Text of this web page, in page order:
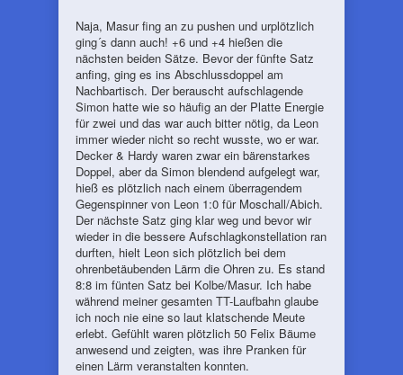
Naja, Masur fing an zu pushen und urplötzlich
ging´s dann auch! +6 und +4 hießen die
nächsten beiden Sätze. Bevor der fünfte Satz
anfing, ging es ins Abschlussdoppel am
Nachbartisch. Der berauscht aufschlagende
Simon hatte wie so häufig an der Platte Energie
für zwei und das war auch bitter nötig, da Leon
immer wieder nicht so recht wusste, wo er war.
Decker & Hardy waren zwar ein bärenstarkes
Doppel, aber da Simon blendend aufgelegt war,
hieß es plötzlich nach einem überragendem
Gegenspinner von Leon 1:0 für Moschall/Abich.
Der nächste Satz ging klar weg und bevor wir
wieder in die bessere Aufschlagkonstellation ran
durften, hielt Leon sich plötzlich bei dem
ohrenbetäubenden Lärm die Ohren zu. Es stand
8:8 im fünten Satz bei Kolbe/Masur. Ich habe
während meiner gesamten TT-Laufbahn glaube
ich noch nie eine so laut klatschende Meute
erlebt. Gefühlt waren plötzlich 50 Felix Bäume
anwesend und zeigten, was ihre Pranken für
einen Lärm veranstalten konnten.